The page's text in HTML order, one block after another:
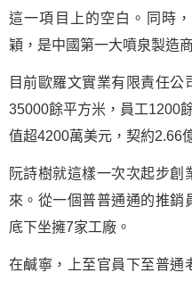
這一項目上的空白。同時
穎，是中國第一大噴泉製造
目前歐羅文實業有限責任公
35000餘平方米，員工1200
值超4200萬美元，契約2.66
阮詩樹就這樣一次次起步
來。從一個普普通通的推銷
底下坐擁7家工廠。
在鹹寧，上至官員下至普通